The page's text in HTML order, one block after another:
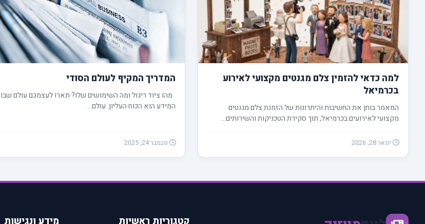
למה כדאי להזמין צלם מגנטים מקצועי לאירוע
בכרמיאל
המאמר בוחן את החשיבות והיתרונות של הזמנת צלם מגנטים
מקצועי לאירועים בכרמיאל, תוך סקירת הטכניקות והשירותים…
ינואר 28, 2026
המדריך המקיף לעולם הסודי
מהו ציוד ריגול ומה השימושים שלו? תארו לעצמכם עולם שבו
המידע הוא הכוח העליון. עולם…
נובמבר 24, 2025
קטגוריות ראשיות מידע ונגישות